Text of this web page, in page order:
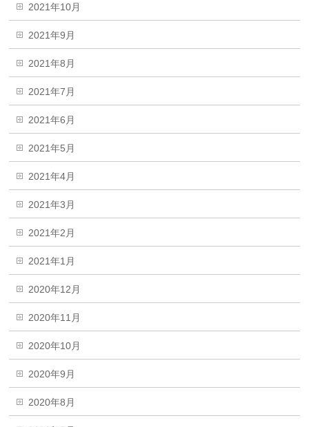
2021年10月
2021年9月
2021年8月
2021年7月
2021年6月
2021年5月
2021年4月
2021年3月
2021年2月
2021年1月
2020年12月
2020年11月
2020年10月
2020年9月
2020年8月